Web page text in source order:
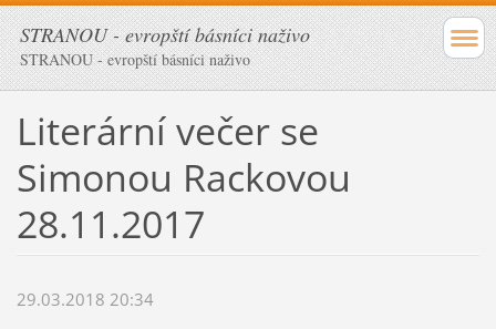
STRANOU - evropští básníci naživo
STRANOU - evropští básníci naživo
Literární večer se
Simonou Rackovou
28.11.2017
29.03.2018 20:34